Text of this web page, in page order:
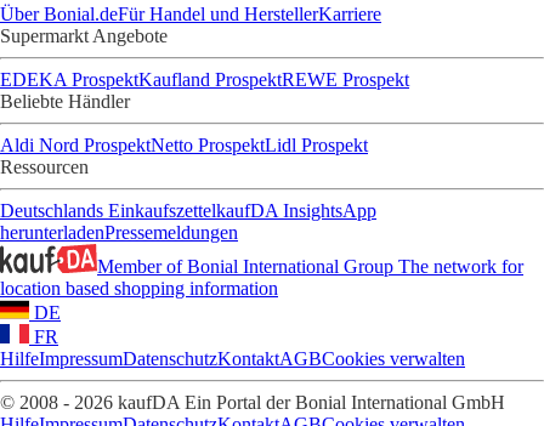
Über Bonial.deFür Handel und HerstellerKarriere
Supermarkt Angebote
EDEKA ProspektKaufland ProspektREWE Prospekt
Beliebte Händler
Aldi Nord ProspektNetto ProspektLidl Prospekt
Ressourcen
Deutschlands EinkaufszettelkaufDA InsightsApp
herunterladenPressemeldungen
Member of Bonial International Group The network for
location based shopping information
DE
FR
HilfeImpressumDatenschutzKontaktAGBCookies verwalten
© 2008 - 2026 kaufDA Ein Portal der Bonial International GmbH